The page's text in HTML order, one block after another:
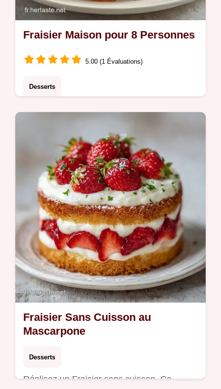
Fraisier Maison pour 8 Personnes
5.00 (1 Évaluations)
Desserts
génoise. Inclus : un calculateur de portions
pour vos invités.
Fraisier Sans Cuisson au
Mascarpone
Desserts
Réalisez un Fraisier sans cuisson. Ce